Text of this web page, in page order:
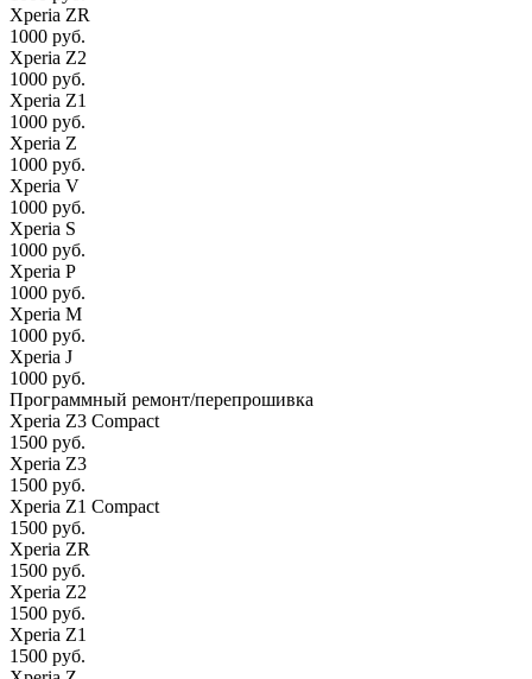
Xperia ZR
1000 руб.
Xperia Z2
1000 руб.
Xperia Z1
1000 руб.
Xperia Z
1000 руб.
Xperia V
1000 руб.
Xperia S
1000 руб.
Xperia P
1000 руб.
Xperia M
1000 руб.
Xperia J
1000 руб.
Программный ремонт/перепрошивка
Xperia Z3 Compact
1500 руб.
Xperia Z3
1500 руб.
Xperia Z1 Compact
1500 руб.
Xperia ZR
1500 руб.
Xperia Z2
1500 руб.
Xperia Z1
1500 руб.